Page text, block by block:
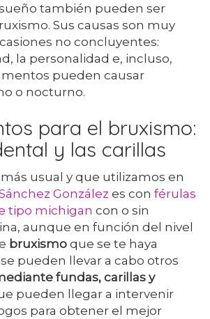
también pueden ser
Sus causas son muy
no concluyentes:
la personalidad e, incluso,
pueden causar
o nocturno.
para el bruxismo:
y las carillas
usual y que utilizamos en
González es con férulas
tipo michigan con o sin
aunque en función del nivel
bruxismo que se te haya
pueden llevar a cabo otros
fundas, carillas y
pueden llegar a intervenir
para obtener el mejor